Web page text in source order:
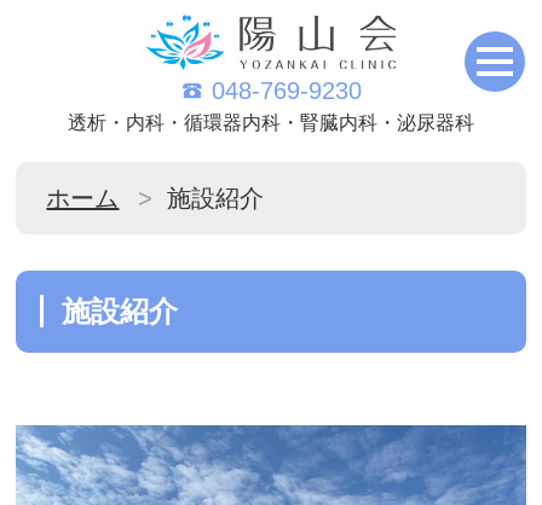
048-769-9230
透析・内科・循環器内科・腎臓内科・泌尿器科
ホーム 施設紹介
施設紹介